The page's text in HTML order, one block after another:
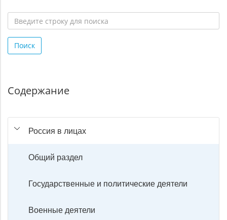
строку
для
Поиск
Содержание
Россия в лицах
Общий раздел
Государственные и политические деятели
Военные деятели